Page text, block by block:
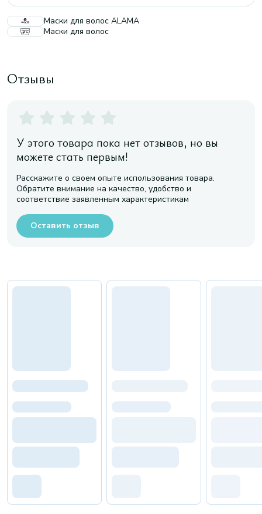
Маски для волос ALAMA
Маски для волос
Отзывы
У этого товара пока нет отзывов, но вы
можете стать первым!
Расскажите о своем опыте использования товара.
Обратите внимание на качество, удобство и
соответствие заявленным характеристикам
Оставить отзыв